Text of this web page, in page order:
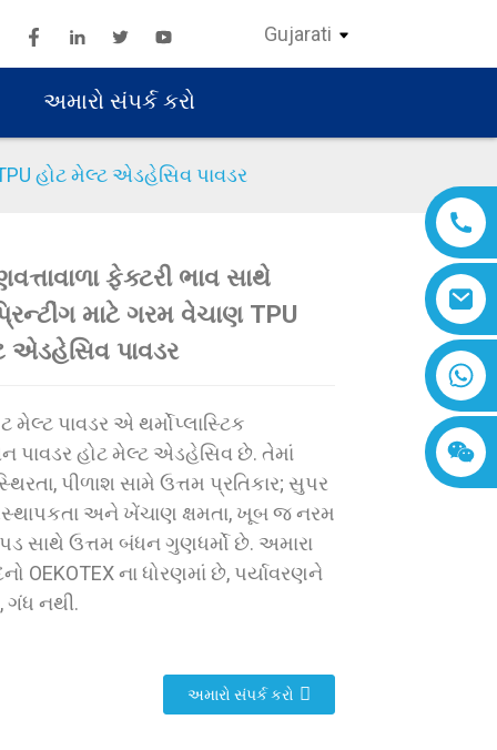
Gujarati
અમારો સંપર્ક કરો
હોટ મેલ્ટ એડહેસિવ પાવડર
Loading...
Loading...
ફેક્ટરી ભાવ સાથે
માટે ગરમ વેચાણ TPU
એડહેસિવ પાવડર
મેલ્ટ પાવડર એ થર્મોપ્લાસ્ટિક
પાવડર હોટ મેલ્ટ એડહેસિવ છે. તેમાં
પીળાશ સામે ઉત્તમ પ્રતિકાર; સુપર
અને ખેંચાણ ક્ષમતા, ખૂબ જ નરમ
સાથે ઉત્તમ બંધન ગુણધર્મો છે. અમારા
OEKOTEX ના ધોરણમાં છે, પર્યાવરણને
નથી.
અમારો સંપર્ક કરો